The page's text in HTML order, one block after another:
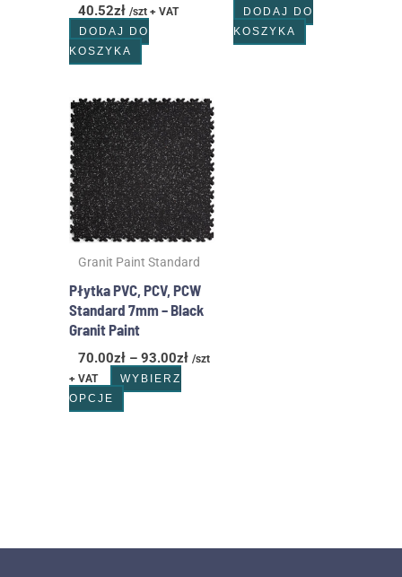
40.52zł /szt + VAT
DODAJ DO
KOSZYKA
DODAJ DO
KOSZYKA
Granit Paint Standard
Płytka PVC, PCV, PCW
Standard 7mm – Black
Granit Paint
70.00zł – 93.00zł
Zakres
cen:
od
70.00zł
do
93.00zł
/szt
+ VAT
WYBIERZ
OPCJE
Ten
produkt
ma
wiele
wariantów.
Opcje
można
wybrać
na
stronie
produktu